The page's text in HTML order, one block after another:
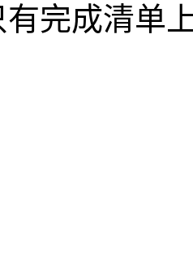
有完成清单